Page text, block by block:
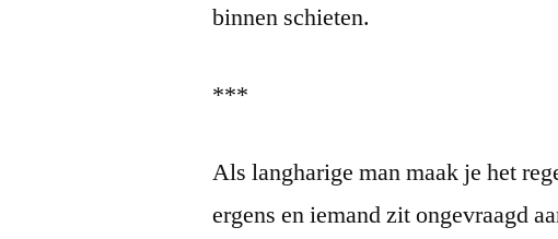
binnen schieten.
***
Als langharige man maak je het
ergens en iemand zit ongevraagd